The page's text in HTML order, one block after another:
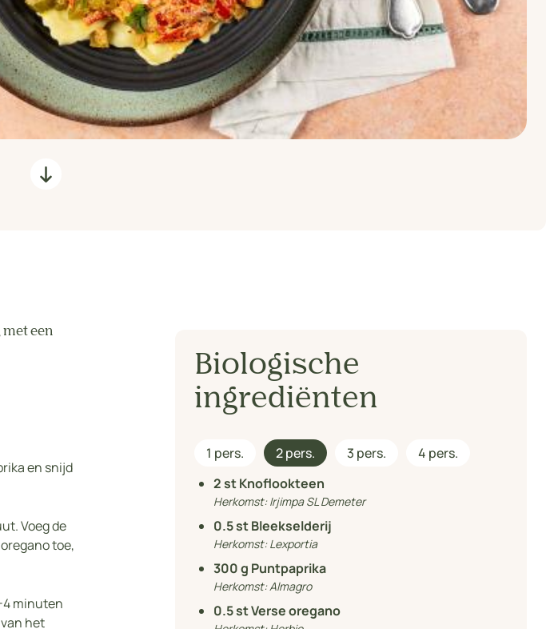
met een
en snijd
Voeg de
toe,
4 minuten
het
Biologische
ingrediënten
1 pers. 2 pers. 3 pers.
4 pers.
2st Knoflookteen
Herkomst:Irjimpa SL Demeter
0.5st Bleekselderij
Herkomst:Lexportia
300g Puntpaprika
Herkomst:Almagro
0.5st Verse oregano